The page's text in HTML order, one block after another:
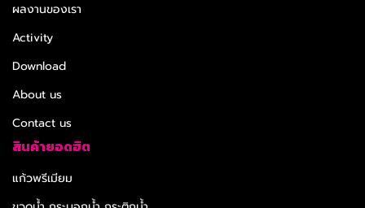
ผลงานของเรา
Activity
Download
About us
Contact us
สินค้ายอดฮิต
แก้วพรีเมียม